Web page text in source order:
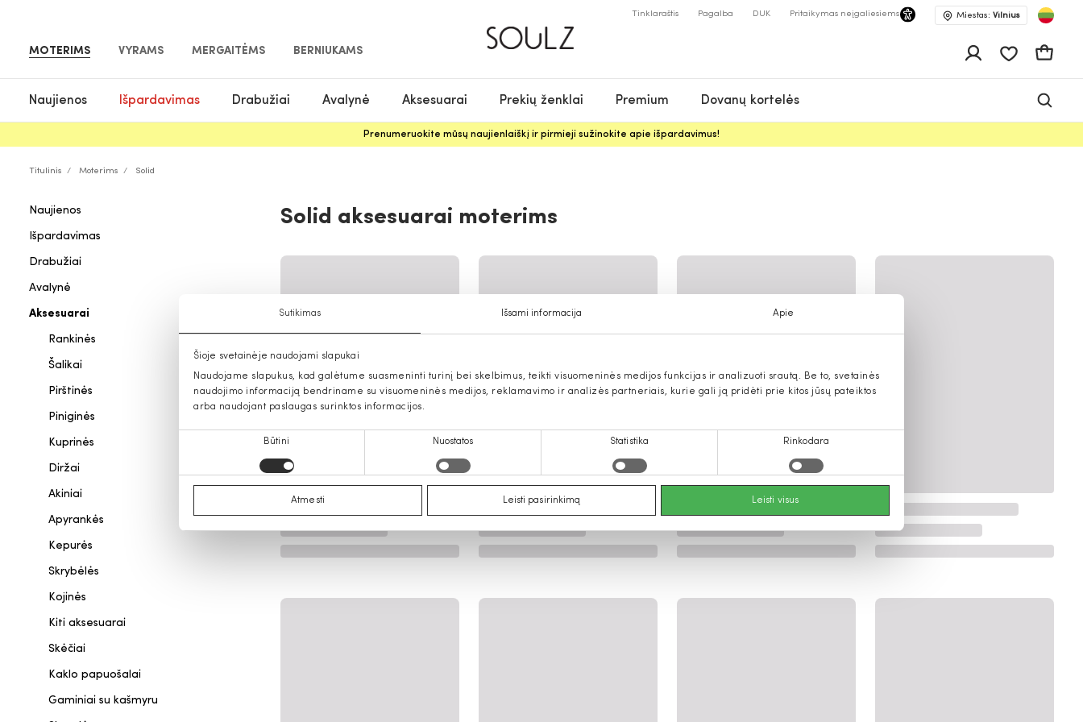
Sutikimas Išsami informacija Apie
Šioje svetainėje naudojami slapukai
Naudojame slapukus, kad galėtume suasmeninti turinį bei skelbimus, teikti visuomeninės medijos funkcijas ir analizuoti srautą. Be to, svetainės
naudojimo informaciją bendriname su visuomeninės medijos, reklamavimo ir analizės partneriais, kurie gali ją pridėti prie kitos jūsų pateiktos
arba naudojant paslaugas surinktos informacijos.
Būtini Nuostatos Statistika Rinkodara
Atmesti Leisti pasirinkimą Leisti visus
MOTERIMS VYRAMS MERGAITĖMS BERNIUKAMS
Tinklaraštis Pagalba DUK Pritaikymas neįgaliesiems Miestas: Vilnius
Pageidavimų
Naujienos Išpardavimas Drabužiai Avalynė Aksesuarai Prekių ženklai Premium Dovanų kortelės
Prenumeruokite mūsų naujienlaiškį ir pirmieji sužinokite apie išpardavimus!
Titulinis Moterims Solid
Naujienos
Išpardavimas
Drabužiai
Avalynė
Aksesuarai
Rankinės
Šalikai
Pirštinės
Piniginės
Kuprinės
Diržai
Akiniai
Apyrankės
Kepurės
Skrybėlės
Kojinės
Kiti aksesuarai
Skėčiai
Kaklo papuošalai
Gaminiai su kašmyru
Solid aksesuarai moterims